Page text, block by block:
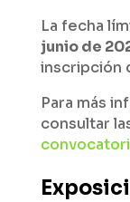
La fecha
junio de
inscripción
Para más
consultar